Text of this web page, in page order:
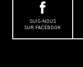
SUIS-NOUS
SUR FACEBOOK